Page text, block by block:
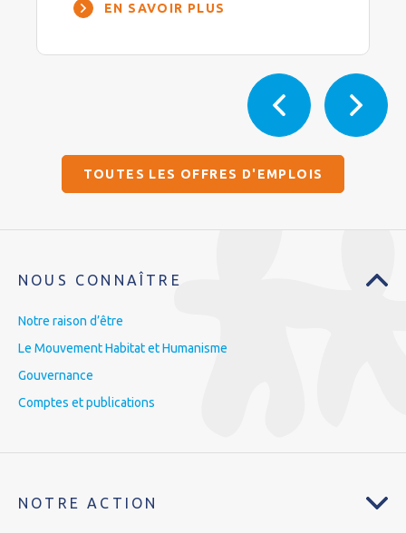
EN SAVOIR PLUS
TOUTES LES OFFRES D'EMPLOIS
NOUS CONNAÎTRE
Notre raison d’être
Le Mouvement Habitat et Humanisme
Gouvernance
Comptes et publications
NOTRE ACTION